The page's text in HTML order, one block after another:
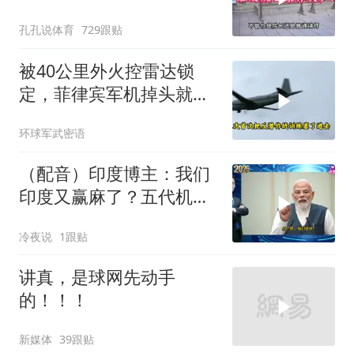
孔孔说体育 729跟贴
被40公里外火控雷达锁
定，菲律宾军机掉头就
场
环球军武密语
（配音）印度博主：我们
印度又赢麻了？五代机还
贴上了，欧洲还排着队求
合作
冷夜说 1跟贴
讲真，是球网先动手
的！！！
新媒体 39跟贴